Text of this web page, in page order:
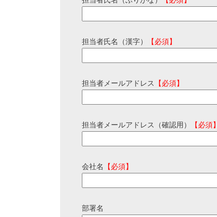
担当者氏名（漢字） 【必須】
担当者メールアドレス 【必須】
担当者メールアドレス（確認用） 【必須
会社名 【必須】
部署名